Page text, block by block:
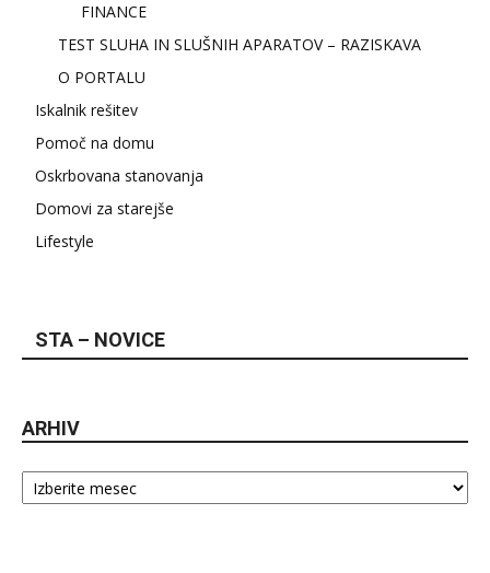
FINANCE
TEST SLUHA IN SLUŠNIH APARATOV – RAZISKAVA
O PORTALU
Iskalnik rešitev
Pomoč na domu
Oskrbovana stanovanja
Domovi za starejše
Lifestyle
STA – NOVICE
ARHIV
Arhiv